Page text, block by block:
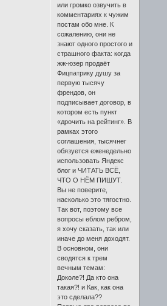
или громко озвучить в
комментариях к чужим
постам обо мне. К
сожалению, они не
знают одного простого и
страшного факта: когда
жж-юзер продаёт
Фицпатрику душу за
первую тысячу
френдов, он
подписывает договор, в
котором есть пункт
«дрочить на рейтинг». В
рамках этого
соглашения, тысячнег
обязуется еженедельно
использовать Яндекс
блог и ЧИТАТЬ ВСЁ,
ЧТО О НЁМ ПИШУТ.
Вы не поверите,
насколько это тягостно.
Так вот, поэтому все
вопросы еблом ребром,
я хочу сказать, так или
иначе до меня доходят.
В основном, они
сводятся к трем
вечным темам:
Доколе?! Да кто она
такая?! и Как, как она
это сделала??